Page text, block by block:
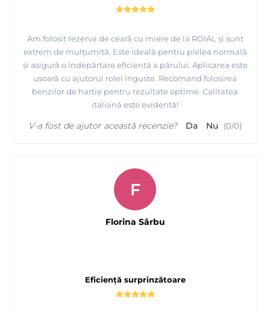
Am folosit rezerva de ceară cu miere de la ROIAL și sunt
extrem de mulțumită. Este ideală pentru pielea normală
și asigură o îndepărtare eficientă a părului. Aplicarea este
ușoară cu ajutorul rolei înguste. Recomand folosirea
benzilor de hartie pentru rezultate optime. Calitatea
italiană este evidentă!
V-a fost de ajutor această recenzie? Da Nu (0/0)
Eficiență surprinzătoare
F
Florina Sârbu